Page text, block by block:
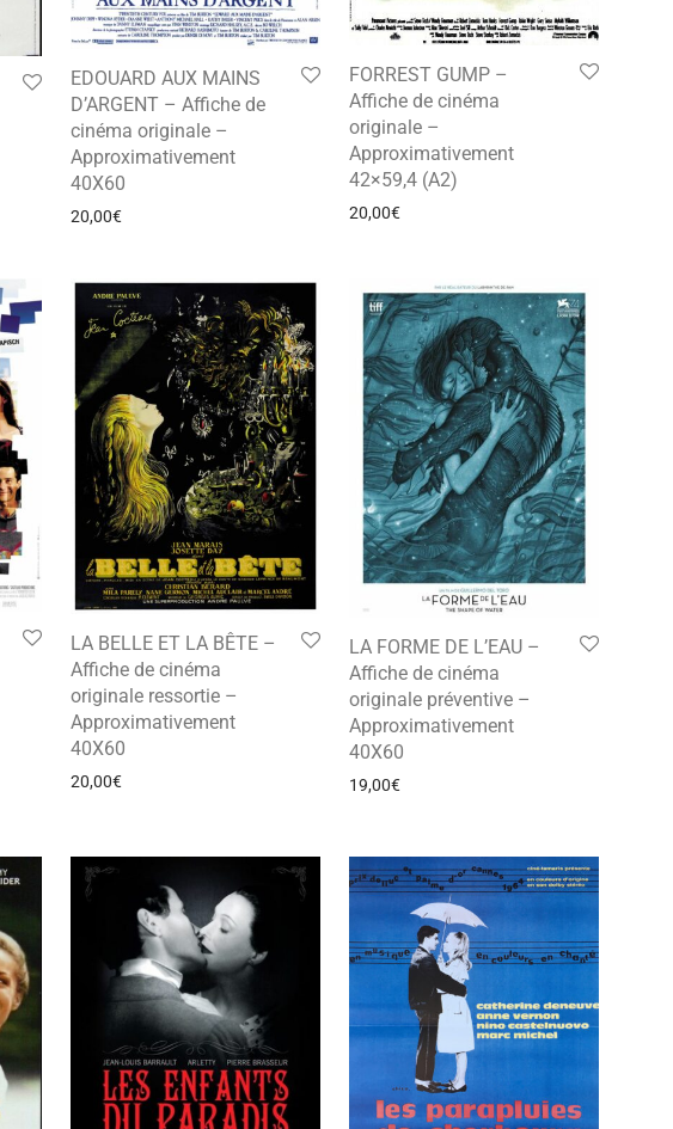
EDOUARD AUX MAINS
D’ARGENT – Affiche de
cinéma originale –
Approximativement
40X60
20,00€
FORREST GUMP –
Affiche de cinéma
originale –
Approximativement
42×59,4 (A2)
20,00€
LA BELLE ET LA BÊTE –
Affiche de cinéma
originale ressortie –
Approximativement
40X60
20,00€
LA FORME DE L’EAU –
Affiche de cinéma
originale préventive –
Approximativement
40X60
19,00€